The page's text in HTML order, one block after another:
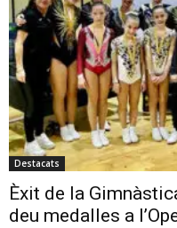
Destacats
Èxit de la
deu medalles a